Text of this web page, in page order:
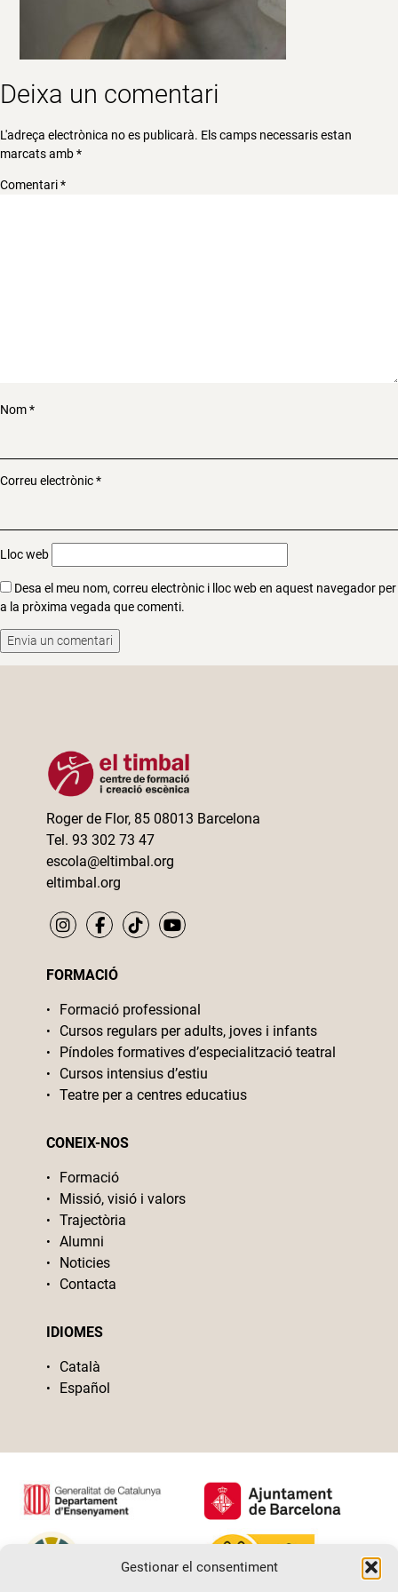
Gestionar el consentiment
Deixa un comentari
L'adreça electrònica no es publicarà. Els camps necessaris estan
marcats amb*
Comentari*
Nom*
Correu electrònic*
Lloc web
Desa el meu nom, correu electrònic i lloc web en aquest navegador per
a la pròxima vegada que comenti.
Roger de Flor, 85 08013 Barcelona
Tel. 93 302 73 47
escola@eltimbal.org
eltimbal.org
FORMACIÓ
Formació professional
Cursos regulars per adults, joves i infants
Píndoles formatives d’especialització teatral
Cursos intensius d’estiu
Teatre per a centres educatius
CONEIX-NOS
Formació
Missió, visió i valors
Trajectòria
Alumni
Noticies
Contacta
IDIOMES
Català
Español